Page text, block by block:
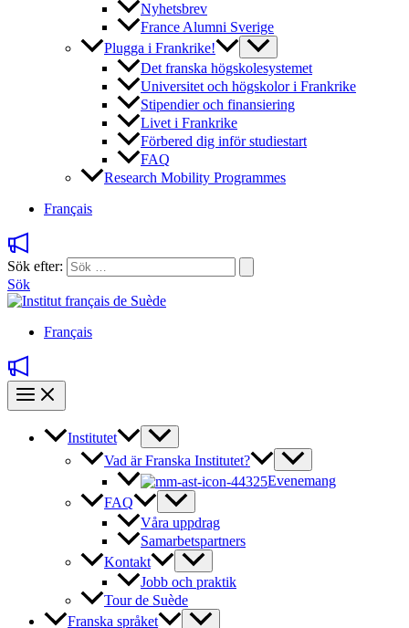
Nyhetsbrev
France Alumni Sverige
Plugga i Frankrike!
Det franska högskolesystemet
Universitet och högskolor i Frankrike
Stipendier och finansiering
Livet i Frankrike
Förbered dig inför studiestart
FAQ
Research Mobility Programmes
Français
Sök efter:
Sök
Français
Institutet
Vad är Franska Institutet?
Evenemang
FAQ
Våra uppdrag
Samarbetspartners
Kontakt
Jobb och praktik
Tour de Suède
Franska språket